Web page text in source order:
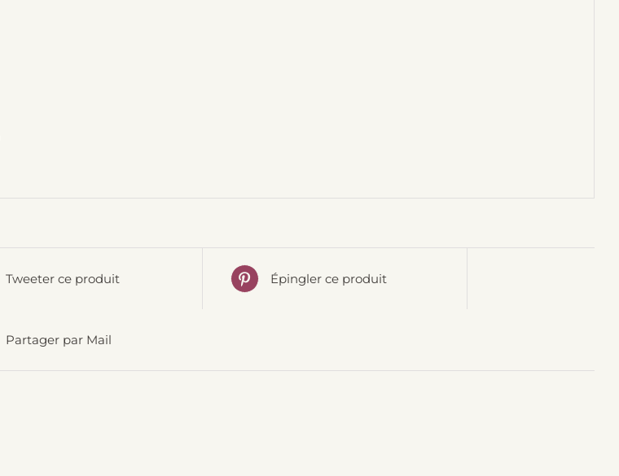
Tweeter ce produit Épingler ce produit
Partager par Mail